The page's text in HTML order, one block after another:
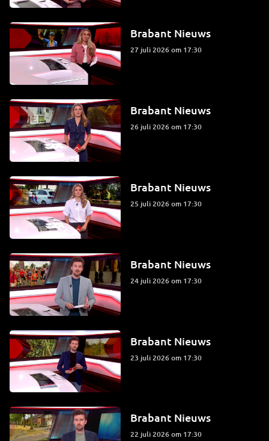
Brabant Nieuws
27 juli 2026 om 17:30
Brabant Nieuws
26 juli 2026 om 17:30
Brabant Nieuws
25 juli 2026 om 17:30
Brabant Nieuws
24 juli 2026 om 17:30
Brabant Nieuws
23 juli 2026 om 17:30
Brabant Nieuws
22 juli 2026 om 17:30